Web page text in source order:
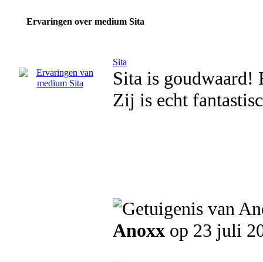
Ervaringen over medium Sita
Sita
Sita is goudwaard!
Zij is echt
Anoxx op 23 juli